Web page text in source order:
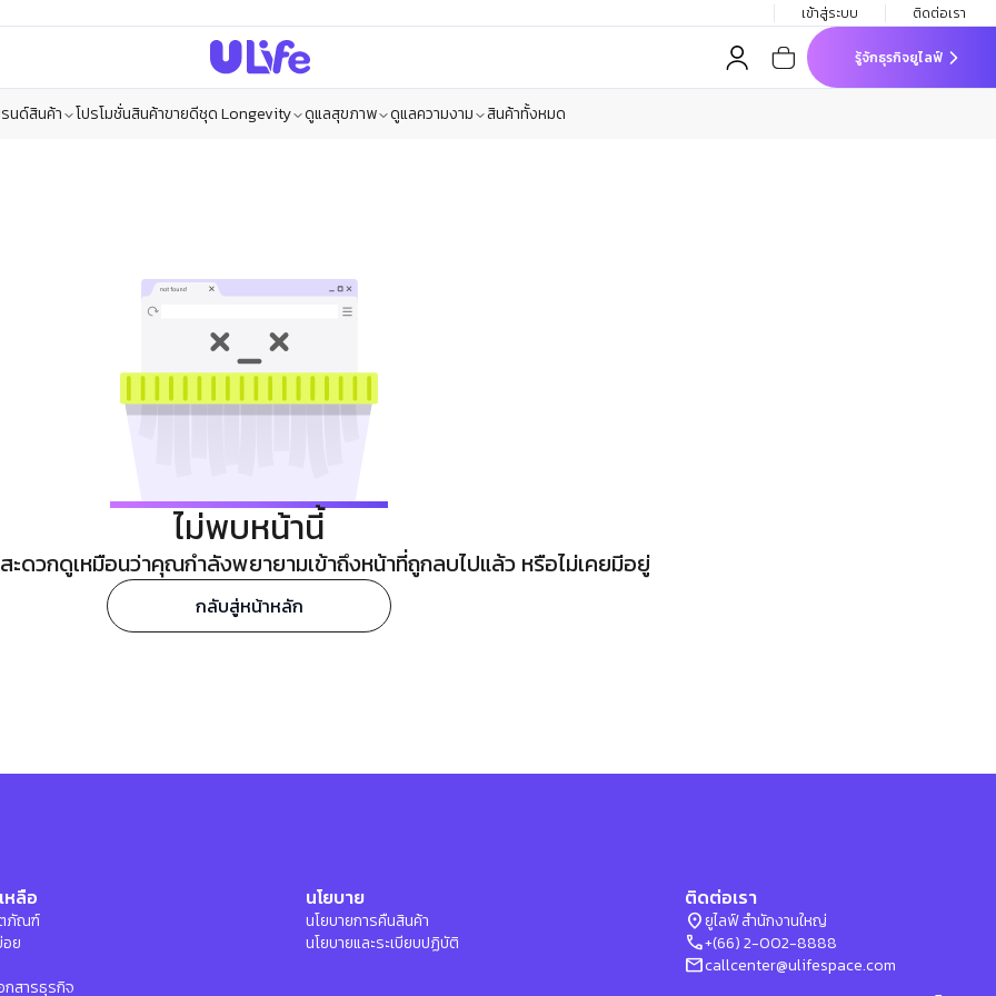
เข้าสู่ระบบ ติดต่อเรา
รู้จักธุรกิจยูไลฟ์
นด์สินค้า โปรโมชั่นสินค้าขายดีชุด Longevity ดูแลสุขภาพ ดูแลความงาม สินค้าทั้งหมด
ไม่พบหน้านี้
ะดวกดูเหมือนว่าคุณกำลังพยายามเข้าถึงหน้าที่ถูกลบไปแล้ว หรือไม่เคยมีอยู่
กลับสู่หน้าหลัก
หลือ
ภัณฑ์
ย
กสารธุรกิจ
นโยบาย
นโยบายการคืนสินค้า
นโยบายและระเบียบปฏิบัติ
ติดต่อเรา
location_onยูไลฟ์ สำนักงานใหญ่
phone+(66) 2-002-8888
mailcallcenter@ulifespace.com